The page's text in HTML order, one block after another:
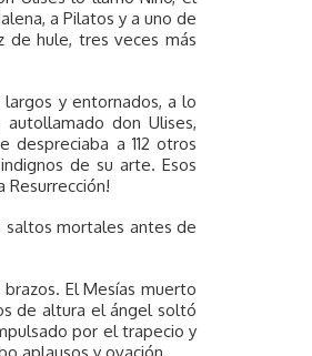
a Pilatos y a uno de
de hule, tres veces más
y entornados, a lo
don Ulises,
a 112 otros
de su arte. Esos
Resurrección!
saltos mortales antes de
El Mesías muerto
de altura el ángel soltó
por el trapecio y